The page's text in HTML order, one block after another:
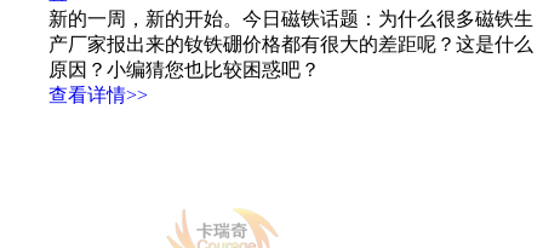
新的一周，新的开始。今日磁铁话题：为什么很多磁铁生
产厂家报出来的钕铁硼价格都有很大的差距呢？这是什么
原因？小编猜您也比较困惑吧？
查看详情>>